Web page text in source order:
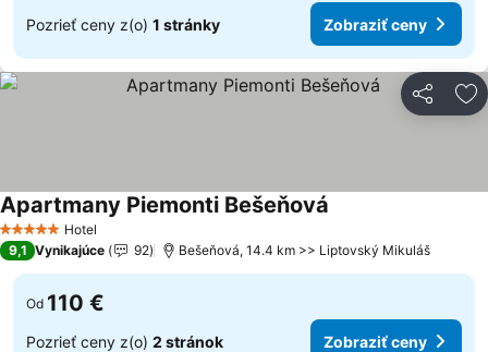
Pozrieť ceny z(o) 1 stránky Zobraziť ceny
Zdieľať
5 Počet hviezdičiek
Hotel
Apartmany Piemonti Bešeňová
9,1 Vynikajúce 92 Bešeňová, 14.4 km >> Liptovský Mikuláš
Od 110 €
Pozrieť ceny z(o) 2 stránok Zobraziť ceny